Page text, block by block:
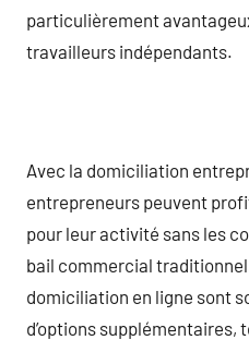
particulièrement
travailleurs indépendants.
Avec la domiciliation
entrepreneurs peuvent
pour leur activité sans les
bail commercial
domiciliation en ligne sont
d’options supplémentaires,